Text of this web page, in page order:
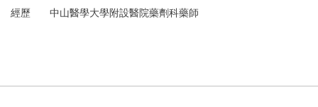
經歷 中山醫學大學附設醫院藥劑科藥師